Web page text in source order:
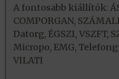
A fontosabb kiállítók:
COMPORGAN,
Datorg, ÉGSZI, VSZFT,
Micropo, EMG,
VILATI